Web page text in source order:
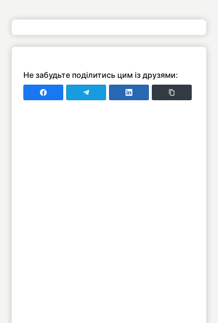
Не забудьте поділитись цим із друзями:
Поділитись у FacebooПоділитись у TelegramПоділитись у LinkedIn